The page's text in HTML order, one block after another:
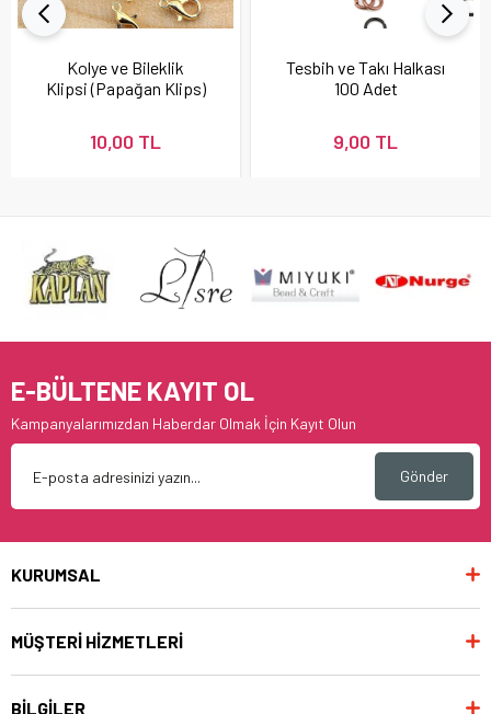
Kolye ve Bileklik
Klipsi (Papağan Klips)
10,00 TL
Tesbih ve Takı Halkası
100 Adet
9,00 TL
E-BÜLTENE KAYIT OL
Kampanyalarımızdan Haberdar Olmak İçin Kayıt Olun
Gönder
KURUMSAL
MÜŞTERİ HİZMETLERİ
BİLGİLER